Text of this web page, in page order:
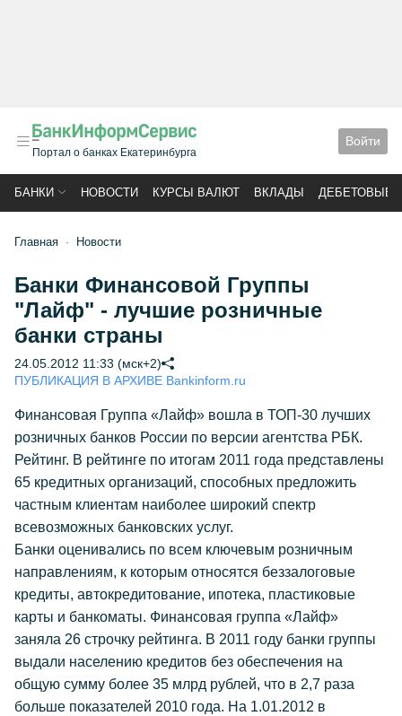
Портал о банках Екатеринбурга
Войти
БАНКИ НОВОСТИ КУРСЫ ВАЛЮТ ВКЛАДЫ ДЕБЕТОВЫЕ
Главная Новости
Банки Финансовой Группы
"Лайф" - лучшие розничные
банки страны
24.05.2012 11:33 (мск+2)
ПУБЛИКАЦИЯ В АРХИВЕ Bankinform.ru
Финансовая Группа «Лайф» вошла в ТОП-30 лучших
розничных банков России по версии агентства РБК.
Рейтинг. В рейтинге по итогам 2011 года представлены
65 кредитных организаций, способных предложить
частным клиентам наиболее широкий спектр
всевозможных банковских услуг.
Банки оценивались по всем ключевым розничным
направлениям, к которым относятся беззалоговые
кредиты, автокредитование, ипотека, пластиковые
карты и банкоматы. Финансовая группа «Лайф»
заняла 26 строчку рейтинга. В 2011 году банки группы
выдали населению кредитов без обеспечения на
общую сумму более 35 млрд рублей, что в 2,7 раза
больше показателей 2010 года. На 1.01.2012 в